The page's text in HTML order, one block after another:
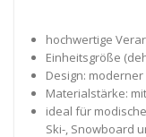
hochwertige
Einheitsgröße
Design:
Materialstärke:
ideal für
Ski-, Snowboard